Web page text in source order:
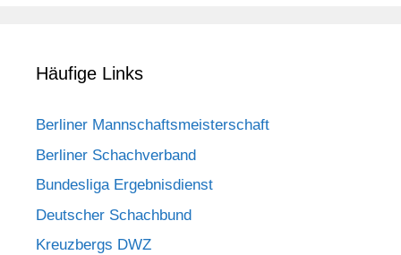
Häufige Links
Berliner Mannschaftsmeisterschaft
Berliner Schachverband
Bundesliga Ergebnisdienst
Deutscher Schachbund
Kreuzbergs DWZ